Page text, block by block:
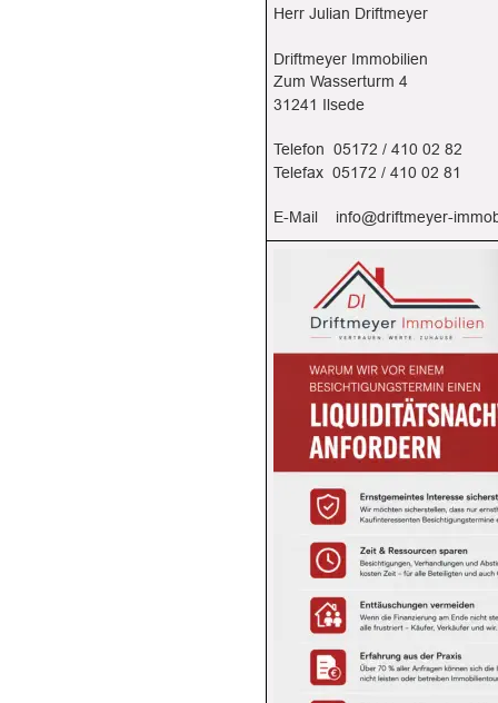
Herr Julian Driftmeyer
Driftmeyer Immobilien
Zum Wasserturm 4
31241 Ilsede
Telefon  05172 / 410 02 82
Telefax  05172 / 410 02 81
E-Mail info@driftmeyer-